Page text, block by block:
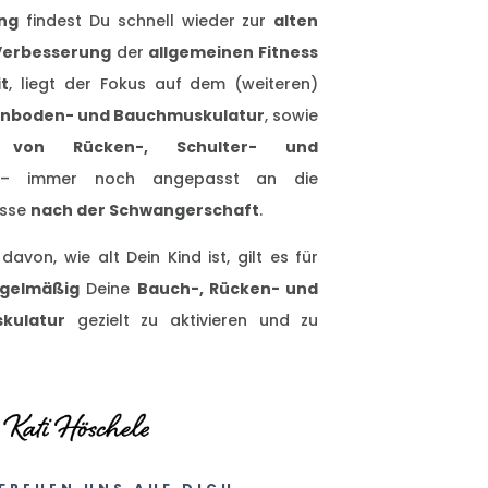
findest Du schnell wieder zur alten
der allgemeinen Fitness
, liegt der Fokus auf dem (weiteren)
und Bauchmuskulatur, sowie
von Rücken-, Schulter- und
immer noch angepasst an die
nach der Schwangerschaft.
wie alt Dein Kind ist, gilt es für
Deine Bauch-, Rücken- und
gezielt zu aktivieren und zu